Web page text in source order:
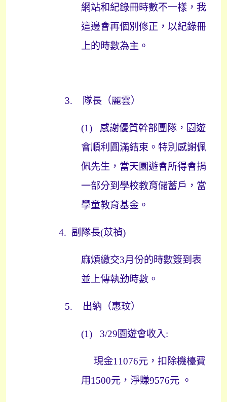
網站和紀錄冊時數不一樣，我
這邊會再個別修正，以紀錄冊
上的時數為主。
3. 隊長（麗雲）
(1) 感謝優質幹部團隊，園遊
會順利圓滿結束。特別感謝佩
佩先生，當天園遊會所得會捐
一部分到學校教育儲蓄戶，當
學童教育基金。
4. 副隊長(苡禎)
麻煩繳交3月份的時數簽到表
並上傳執勤時數。
5. 出納（惠玟）
(1) 3/29園遊會收入:
現金11076元，扣除機檯費
用1500元，淨賺9576元 。